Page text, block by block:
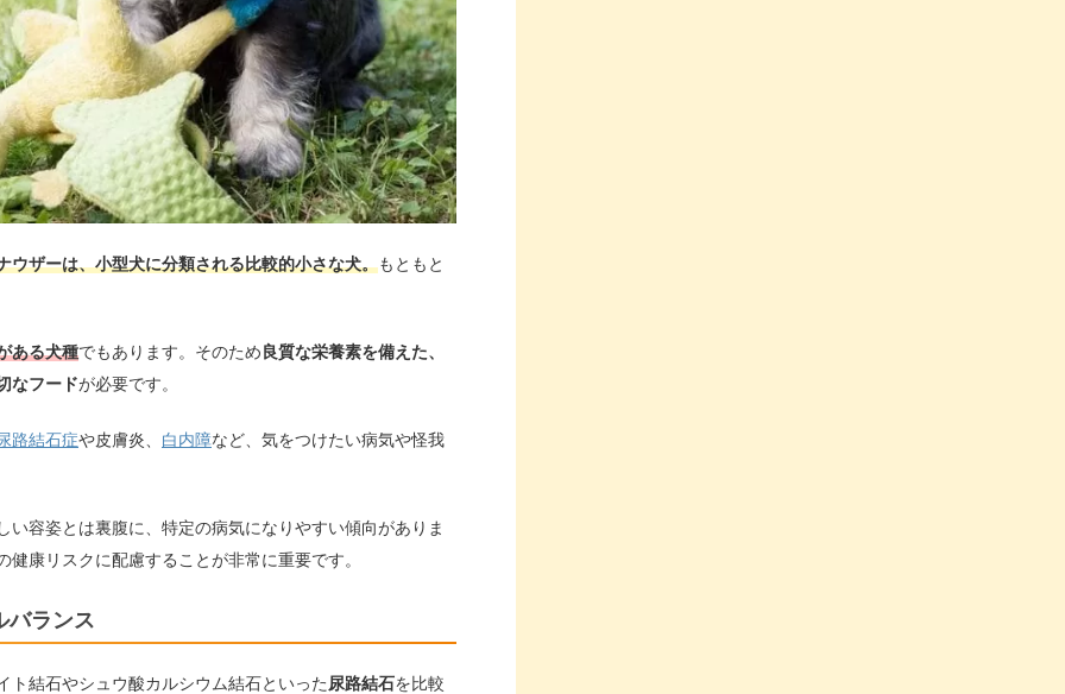
ウザーは、小型犬に分類される比較的小さな犬。もともと
ある犬種でもあります。そのため良質な栄養素を備えた、
なフードが必要です。
路結石症や皮膚炎、 白内障など、気をつけたい病気や怪我
容姿とは裏腹に、特定の病気になりやすい傾向がありま
康リスクに配慮することが非常に重要です。
バランス
結石やシュウ酸カルシウム結石といった 尿路結石を比較